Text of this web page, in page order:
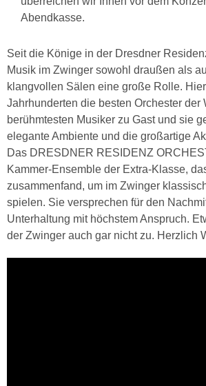
Abendkasse.
Seit die Könige in der Dresdner
Musik im Zwinger sowohl draußen als
klangvollen Sälen eine große Rolle.
Jahrhunderten die besten Orchester der
berühmtesten Musiker zu Gast und sie
elegante Ambiente und die großartige
Das DRESDNER RESIDENZ
Kammer-Ensemble der Extra-Klasse,
zusammenfand, um im Zwinger
spielen. Sie versprechen für den
Unterhaltung mit höchstem Anspruch.
der Zwinger auch gar nicht zu. Herzlich